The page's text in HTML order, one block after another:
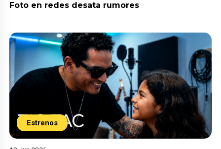
Foto en redes desata rumores
Estrenos